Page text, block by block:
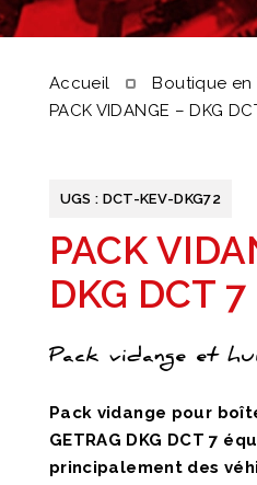
Accueil
Boutique en
PACK VIDANGE – DKG
UGS : DCT-KEV-DKG72
PACK
DKG DCT 7
Pack vidange et
Pack vidange pour
GETRAG DKG DCT 7
principalement des